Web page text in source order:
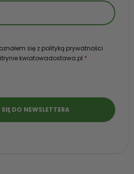
się z polityką prywatności
kwiatowadostawa.pl *